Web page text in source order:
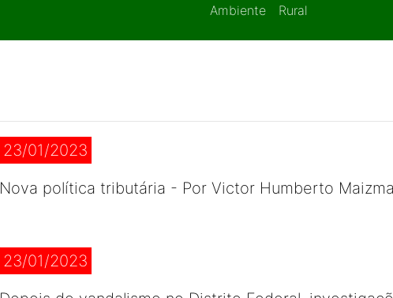
Ambiente
Rural
23/01/2023
Nova política tributária - Por Victor Humberto
23/01/2023